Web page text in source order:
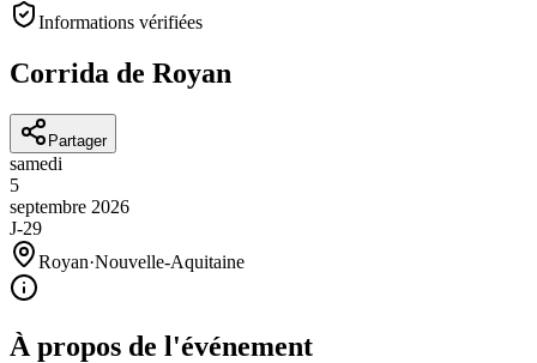
Informations vérifiées
Corrida de Royan
Partager
samedi
5
septembre 2026
J-29
Royan·Nouvelle-Aquitaine
À propos de l'événement